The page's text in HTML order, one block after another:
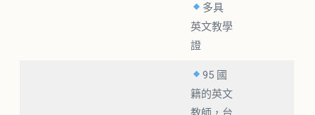
多具
英文教學
證
95 國
籍的英文